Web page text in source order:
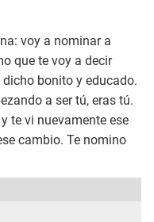
voy a nominar a
que te voy a decir
bonito y educado.
a ser tú, eras tú.
te vi nuevamente ese
cambio. Te nomino